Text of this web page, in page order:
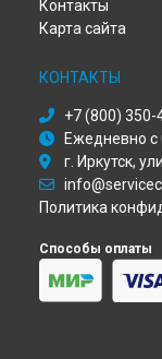
Ремонт
Контакты
Карта сайта
КОНТАКТЫ
+7 (800) 350-
Ежедневно с
г. Иркутск,
Политика
Способы оплаты